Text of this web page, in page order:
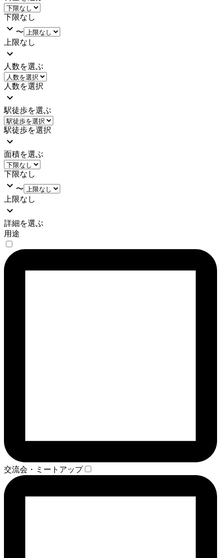
下限なし
〜
上限なし
人数を選ぶ
人数を選択
駅徒歩を選ぶ
駅徒歩を選択
面積を選ぶ
下限なし
〜
上限なし
詳細を選ぶ
用途
交流会・ミートアップ